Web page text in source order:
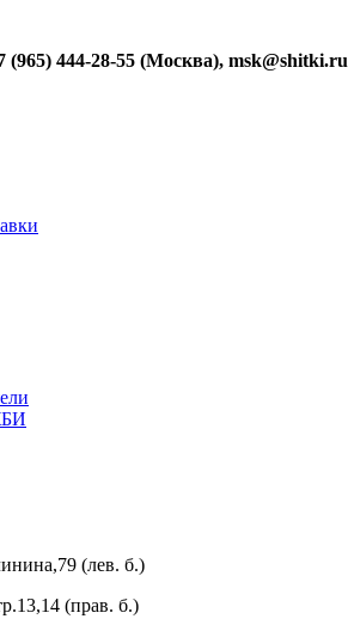
444-28-55 (Москва), msk@shitki.ru
(лев. б.)
(прав. б.)